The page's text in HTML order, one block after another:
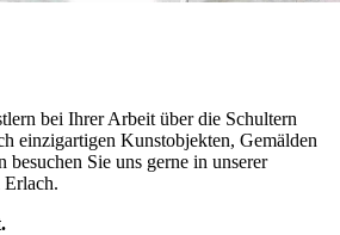
bei Ihrer Arbeit über die Schultern
einzigartigen Kunstobjekten, Gemälden
besuchen Sie uns gerne in unserer